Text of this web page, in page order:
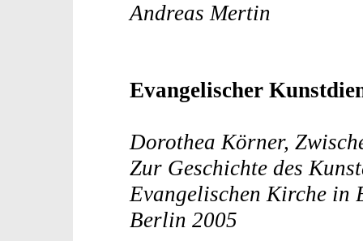
Andreas Mertin
Evangelischer
Dorothea Körner,
Zur Geschichte des
Evangelischen Kirche in
Berlin 2005